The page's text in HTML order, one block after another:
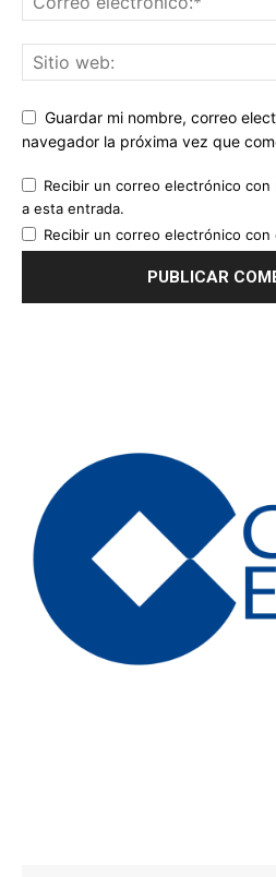
Guardar mi nombre, correo
navegador la próxima vez que
Recibir un correo electrónico
a esta entrada.
Recibir un correo electrónico con